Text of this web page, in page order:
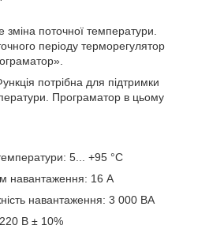
поточної температури.
періоду терморегулятор
потрібна для підтримки
Програматор в цьому
5... +95 °C
навантаження: 16 А
навантаження: 3 000 ВА
В ± 10%